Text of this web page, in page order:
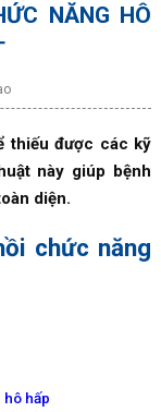
NĂNG HÔ
thiếu được các kỹ
này giúp bệnh
diện.
chức năng
hấp